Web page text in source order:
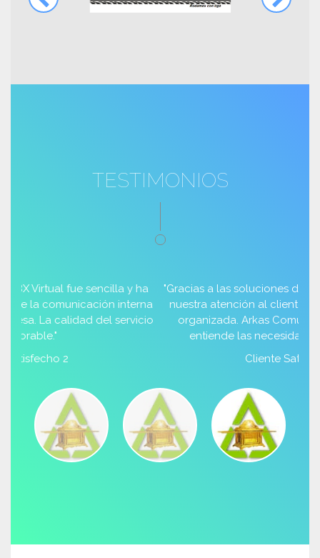
TESTIMONIOS
"Gracias a las soluciones de WhatsApp Multiagente,
nuestra atención al cliente es mucho más fluida y
organizada. Arkas Comunicaciones realmente
entiende las necesidades de sus clientes."